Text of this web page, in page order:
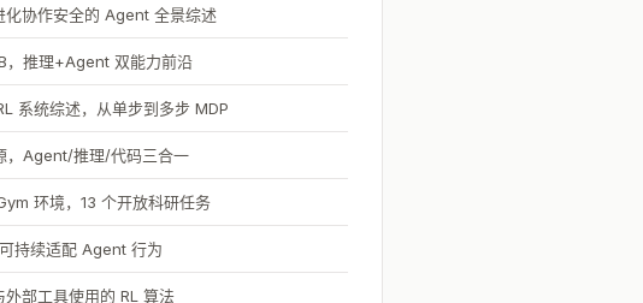
化协作安全的 Agent 全景综述
，推理+Agent 双能力前沿
系统综述，从单步到多步 MDP
，Agent/推理/代码三合一
环境，13 个开放科研任务
持续适配 Agent 行为
外部工具使用的 RL 算法